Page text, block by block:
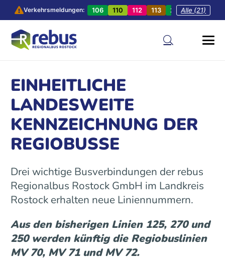
Verkehrsmeldungen: 106 110 112 113 201 202
Alle (21)
EINHEITLICHE
LANDESWEITE
KENNZEICHNUNG DER
REGIOBUSSE
Drei wichtige Busverbindungen der rebus
Regionalbus Rostock GmbH im Landkreis
Rostock erhalten neue Liniennummern.
Aus den bisherigen Linien 125, 270 und
250 werden künftig die Regiobuslinien
MV 70, MV 71 und MV 72.